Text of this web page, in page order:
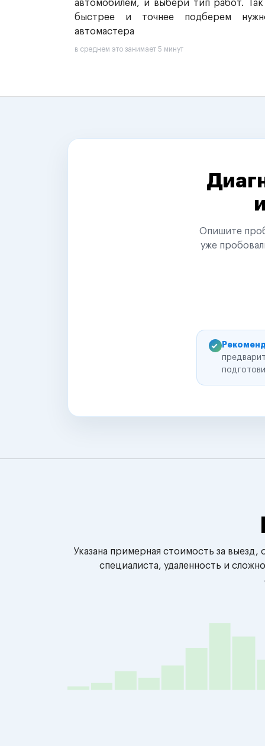
автомобилем, и выбери тип работ.
быстрее и точнее подберем
автомастера
в среднем это занимает 5 минут
Опишите
уже
Указана примерная стоимость за
специалиста, удаленность и